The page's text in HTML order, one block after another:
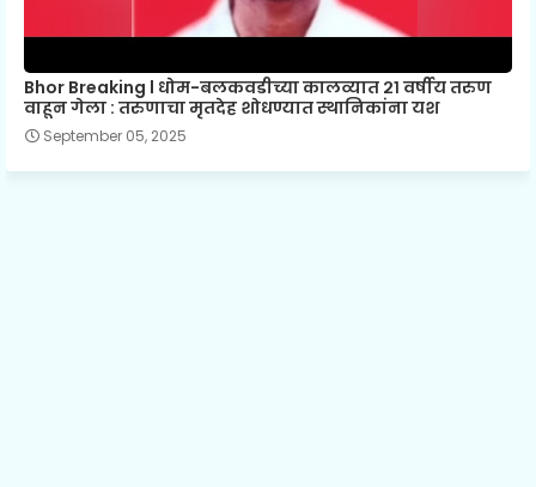
Bhor Breaking l धोम-बलकवडीच्या कालव्यात २१ वर्षीय तरुण
वाहून गेला : तरुणाचा मृतदेह शोधण्यात स्थानिकांना यश
September 05, 2025